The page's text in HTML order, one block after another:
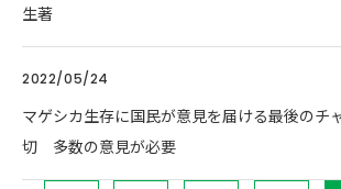
生著
2022/05/24
マゲシカ生存に国民が意見を届ける最後の
切 多数の意見が必要